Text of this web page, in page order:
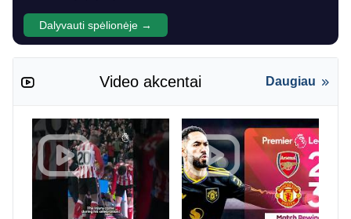
Dalyvauti spėlionėje →
Video akcentai Daugiau